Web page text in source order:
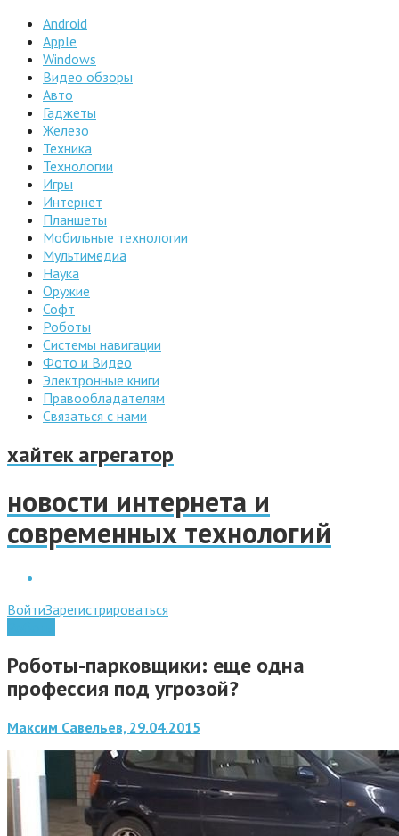
Android
Apple
Windows
Видео обзоры
Авто
Гаджеты
Железо
Техника
Технологии
Игры
Интернет
Планшеты
Мобильные технологии
Мультимедиа
Наука
Оружие
Софт
Роботы
Системы навигации
Фото и Видео
Электронные книги
Правообладателям
Связаться с нами
хайтек агрегатор
новости интернета и
современных технологий
ВойтиЗарегистрироваться
Роботы-парковщики: еще одна
профессия под угрозой?
Максим Савельев, 29.04.2015